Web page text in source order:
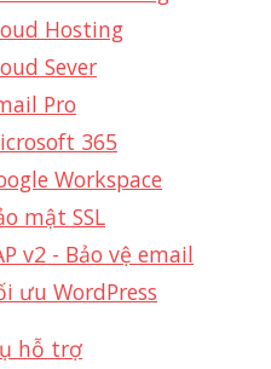
Hosting
Sever
Pro
365
Workspace
mật SSL
v2 - Bảo vệ email​
ưu WordPress
hỗ trợ